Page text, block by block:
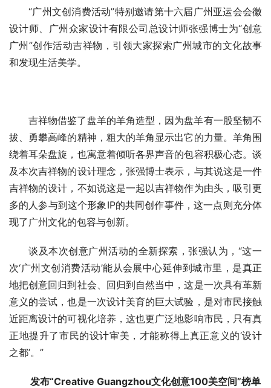
“广州文创消费活动”特别邀请第十六届广州亚运会会徽
设计师、广州众家设计有限公司总设计师张强博士为“创意
广州”创作活动吉祥物，引领大家探索广州城市的文化故事
和发现生活美学。
吉祥物借鉴了盘羊的羊角造型，因为盘羊有一股坚韧不
拔、勇攀高峰的精神，粗大的羊角显示出它的力量。羊角围
绕着耳朵盘旋，也寓意着倾听各界声音的包容积极心态。谈
及本次吉祥物的设计理念，张强博士表示，与其说这是一件
吉祥物的设计，不如说这是一起以吉祥物作为由头，吸引更
多的人参与到这个形象IP的共同创作事件，这一点则充分体
现了广州文化的包容与创新。
谈及本次创意广州活动的全新探索，张强认为，“这一
次‘广州文创消费活动’能从会展中心延伸到城市里，是真正
地把创意回归到社会、回归到自然当中，这是一次具有革新
意义的尝试，也是一次设计美育的巨大试验，是对市民接触
近距离设计的可视化培养，这也更广泛地影响市民，只有真
正地提升了市民的设计审美，才能称得上真正意义的‘设计
之都’。”
发布“Creative Guangzhou文化创意100美空间”榜单